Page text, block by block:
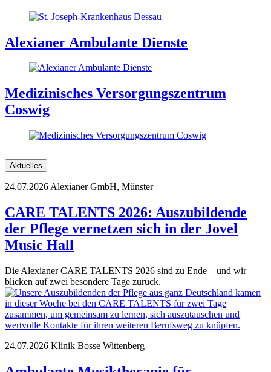
Alexianer Ambulante Dienste
Medizinisches Versorgungszentrum
Coswig
Aktuelles
24.07.2026 Alexianer GmbH, Münster
CARE TALENTS 2026: Auszubildende
der Pflege vernetzen sich in der Jovel
Music Hall
Die Alexianer CARE TALENTS 2026 sind zu Ende – und wir
blicken auf zwei besondere Tage zurück.
24.07.2026 Klinik Bosse Wittenberg